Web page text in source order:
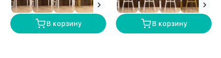
В корзину В корзину